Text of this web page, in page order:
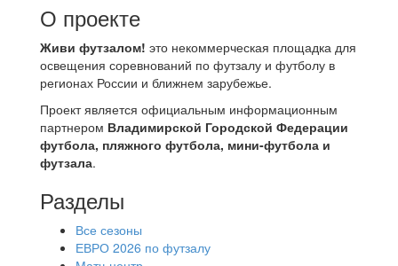
О проекте
Живи футзалом! это некоммерческая площадка для
освещения соревнований по футзалу и футболу в
регионах России и ближнем зарубежье.
Проект является официальным информационным
партнером Владимирской Городской Федерации
футбола, пляжного футбола, мини-футбола и
футзала.
Разделы
Все сезоны
ЕВРО 2026 по футзалу